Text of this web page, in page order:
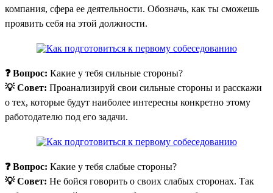
компания, сфера ее деятельности. Обозначь, как ты сможешь
проявить себя на этой должности.
❓ Вопрос: Какие у тебя сильные стороны?
💡 Совет: Проанализируй свои сильные стороны и расскажи
о тех, которые будут наиболее интересны конкретно этому
работодателю под его задачи.
❓ Вопрос: Какие у тебя слабые стороны?
💡 Совет: Не бойся говорить о своих слабых сторонах. Так